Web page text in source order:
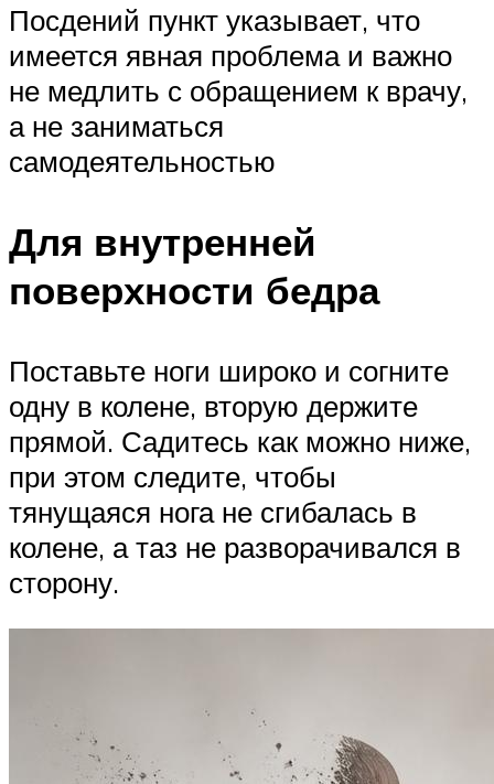
Посдений пункт указывает, что
имеется явная проблема и важно
не медлить с обращением к врачу,
а не заниматься
самодеятельностью
Для внутренней
поверхности бедра
Поставьте ноги широко и согните
одну в колене, вторую держите
прямой. Садитесь как можно ниже,
при этом следите, чтобы
тянущаяся нога не сгибалась в
колене, а таз не разворачивался в
сторону.